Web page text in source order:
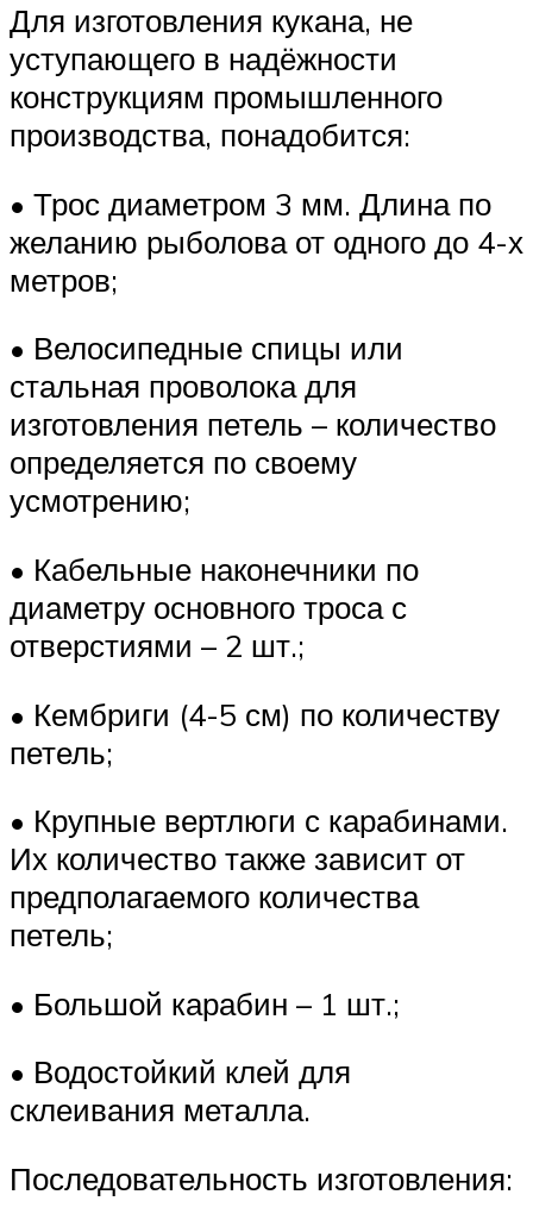
Для изготовления кукана, не
уступающего в надёжности
конструкциям промышленного
производства, понадобится:
• Трос диаметром 3 мм. Длина по
желанию рыболова от одного до 4-х
метров;
• Велосипедные спицы или
стальная проволока для
изготовления петель – количество
определяется по своему
усмотрению;
• Кабельные наконечники по
диаметру основного троса с
отверстиями – 2 шт.;
• Кембриги (4-5 см) по количеству
петель;
• Крупные вертлюги с карабинами.
Их количество также зависит от
предполагаемого количества
петель;
• Большой карабин – 1 шт.;
• Водостойкий клей для
склеивания металла.
Последовательность изготовления: